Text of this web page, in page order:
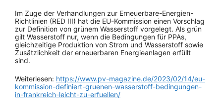
Im Zuge der Verhandlungen zur Erneuerbare-Energien-
Richtlinien (RED III) hat die EU-Kommission einen Vorschlag
zur Definition von grünem Wasserstoff vorgelegt. Als grün
gilt Wasserstoff nur, wenn die Bedingungen für PPAs,
gleichzeitige Produktion von Strom und Wasserstoff sowie
Zusätzlichkeit der erneuerbaren Energieanlagen erfüllt
sind.
Weiterlesen: https://www.pv-magazine.de/2023/02/14/eu-
kommission-definiert-gruenen-wasserstoff-bedingungen-
in-frankreich-leicht-zu-erfuellen/